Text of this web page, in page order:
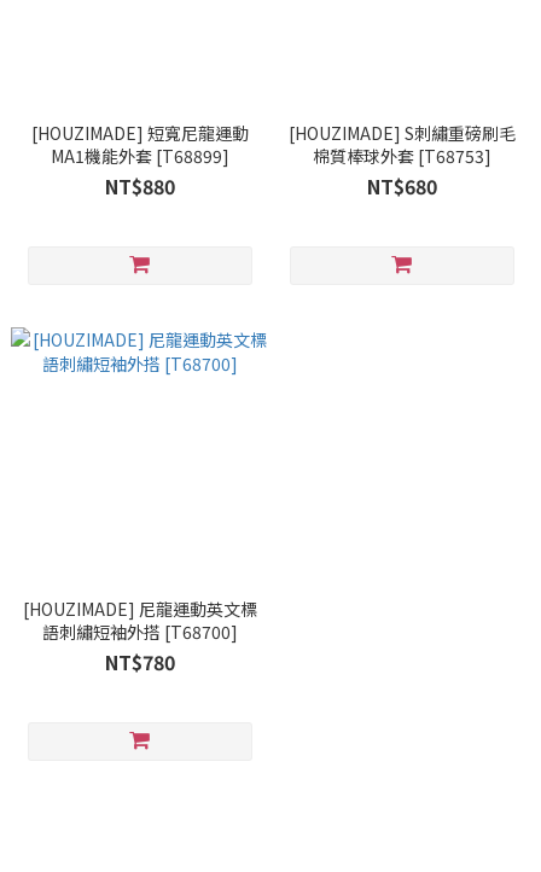
[HOUZIMADE] 短寬尼龍運動
MA1機能外套 [T68899]
NT$880
[HOUZIMADE] S刺繡重磅刷毛
棉質棒球外套 [T68753]
NT$680
[HOUZIMADE] 尼龍運動英文標
語刺繡短袖外搭 [T68700]
NT$780